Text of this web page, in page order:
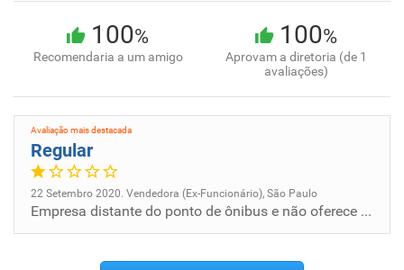
100%
Recomendaria a um amigo
100%
Aprovam a diretoria (de 1
avaliações)
Avaliação mais destacada
Regular
22 Setembro 2020. Vendedora (Ex-Funcionário), São Paulo
Empresa distante do ponto de ônibus e não oferece condução até o local de trabalho.